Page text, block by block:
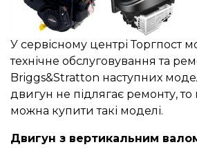
У сервісному центрі Торгпост
технічне обслуговування та
Briggs&Stratton наступних
двигун не підлягає ремонту, то
можна купити такі моделі.
Двигун з вертикальним